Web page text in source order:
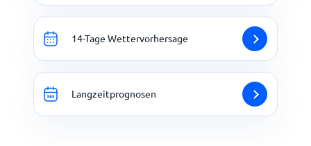
14-Tage Wettervorhersage
Langzeitprognosen